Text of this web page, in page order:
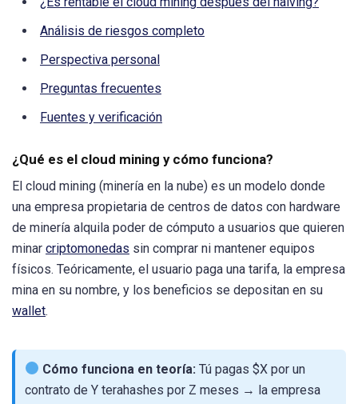
Análisis de riesgos completo
Perspectiva personal
Preguntas frecuentes
Fuentes y verificación
¿Qué es el cloud mining y cómo funciona?
El cloud mining (minería en la nube) es un modelo donde
una empresa propietaria de centros de datos con hardware
de minería alquila poder de cómputo a usuarios que quieren
minar criptomonedas sin comprar ni mantener equipos
físicos. Teóricamente, el usuario paga una tarifa, la empresa
mina en su nombre, y los beneficios se depositan en su
wallet.
Cómo funciona en teoría: Tú pagas $X por un
contrato de Y terahashes por Z meses → la empresa